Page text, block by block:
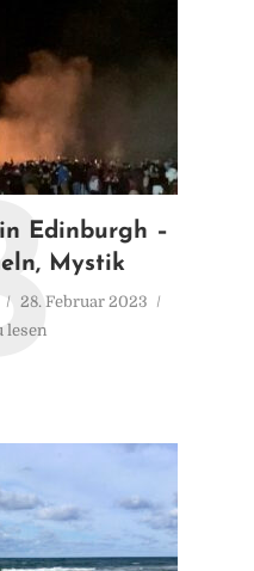
Edinburgh –
Mystik
28. Februar 2023
lesen